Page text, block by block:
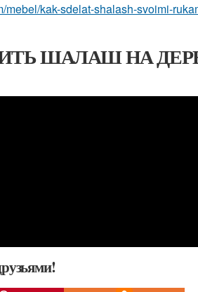
mebel/kak-sdelat-shalash-svoimi-
ШАЛАШ НА